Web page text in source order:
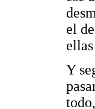
el
Y